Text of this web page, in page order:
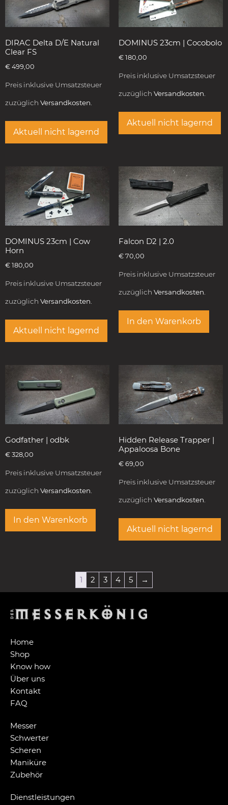
DIRAC Delta D/E Natural
Clear FS
€ 499,00
Preis inklusive Umsatzsteuer
zuzüglich Versandkosten.
Aktuell nicht lagernd
DOMINUS 23cm | Cocobolo
€180,00
Preis inklusive Umsatzsteuer
zuzüglich Versandkosten.
Aktuell nicht lagernd
DOMINUS 23cm | Cow
Horn
€ 180,00
Preis inklusive Umsatzsteuer
zuzüglich Versandkosten.
Aktuell nicht lagernd
Falcon D2 | 2.0
€70,00
Preis inklusive Umsatzsteuer
zuzüglich Versandkosten.
In den Warenkorb
Godfather | odbk
€ 328,00
Preis inklusive Umsatzsteuer
zuzüglich Versandkosten.
In den Warenkorb
Hidden Release Trapper |
Appaloosa Bone
€69,00
Preis inklusive Umsatzsteuer
zuzüglich Versandkosten.
Aktuell nicht lagernd
1 2 3 4 5 →
Home
Shop
Know how
Über uns
Kontakt
FAQ
Messer
Schwerter
Scheren
Maniküre
Zubehör
Dienstleistungen